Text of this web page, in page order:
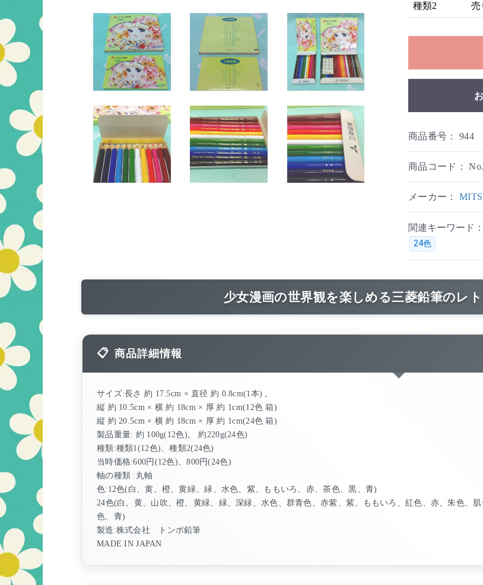
種類2 売
商品番号： 944
商品コード：
メーカー：
関連キーワード：
24色
少女漫画の世界観を楽しめる三菱鉛筆のレ
商品詳細情報
サイズ:長さ 約 17.5cm × 直径 約 0.8cm(1本) ,
縦 約 10.5cm × 横 約 18cm × 厚 約 1cm(12色 箱)
縦 約 20.5cm × 横 約 18cm × 厚 約 1cm(24色 箱)
製品重量: 約 100g(12色), 約220g(24色)
種類:種類1(12色)、種類2(24色)
当時価格:600円(12色)、800円(24色)
軸の種類 :丸軸
色:12色(白、黄、橙、黄緑、緑、水色、紫、ももいろ、赤、茶色、黒、青)
24色(白、黄、山吹、橙、黄緑、緑、深緑、水色、群青色、赤紫、紫、ももいろ、紅色、赤、朱色、
色、青)
製造:株式会社 トンボ鉛筆
MADE IN JAPAN